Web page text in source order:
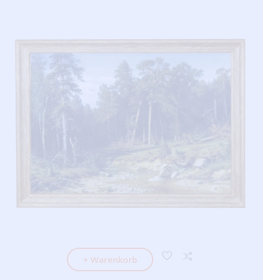
+ Warenkorb